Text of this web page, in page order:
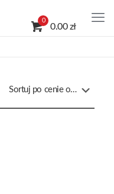
0
0.00 zł